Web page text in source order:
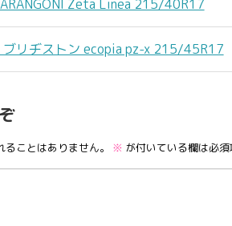
Zeta Linea 215/40R17
ブリヂストン ecopia pz-x 215/45R17
ことはありません。 ※ が付いている欄は必